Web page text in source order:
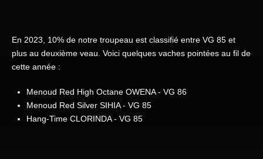
En 2023, 10% de notre troupeau est classifié entre VG 85 et
plus au deuxième veau. Voici quelques vaches pointées au fil de
cette année :
Menoud Red High Octane OWENA - VG 86
Menoud Red Silver SIHIA - VG 85
Hang-Time CLORINDA - VG 85